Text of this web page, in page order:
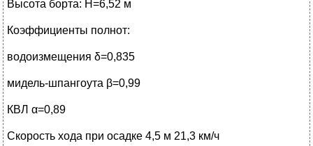
Высота борта: H=6,52 м
Коэффициенты полнот:
водоизмещения δ=0,835
мидель-шпангоута β=0,99
КВЛ α=0,89
Скорость хода при осадке 4,5 м 21,3 км/ч